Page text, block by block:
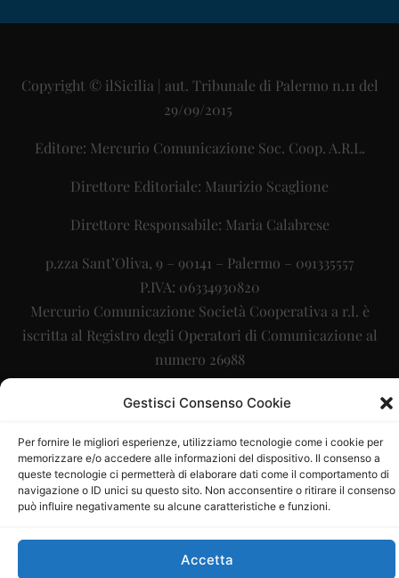
Gestisci Consenso Cookie
Per fornire le migliori esperienze, utilizziamo tecnologie come i cookie per
memorizzare e/o accedere alle informazioni del dispositivo. Il consenso a
queste tecnologie ci permetterà di elaborare dati come il comportamento di
navigazione o ID unici su questo sito. Non acconsentire o ritirare il consenso
può influire negativamente su alcune caratteristiche e funzioni.
Accetta
Copyright © ilSicilia | aut. Tribunale di Palermo n.11 del
29/09/2015
Editore: Mercurio Comunicazione Soc. Coop. A.R.L.
Direttore Editoriale: Maurizio Scaglione
Direttore Responsabile: Maria Calabrese
p.zza Sant’Oliva, 9 – 90141 – Palermo – 091335557
P.IVA: 06334930820
Mercurio Comunicazione Società Cooperativa a r.l. è
iscritta al Registro degli Operatori di Comunicazione al
numero 26988
Sito gestito daLa Digitale srl– info@ladigitale.it